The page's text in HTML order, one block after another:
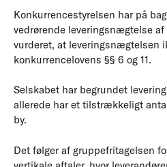
Konkurrencestyrelsen har på
vedrørende leveringsnægtelse af
vurderet, at leveringsnægtelsen
konkurrencelovens §§ 6 og 11.
Selskabet har begrundet
allerede har et tilstrækkeligt
by.
Det følger af gruppefritagelsen